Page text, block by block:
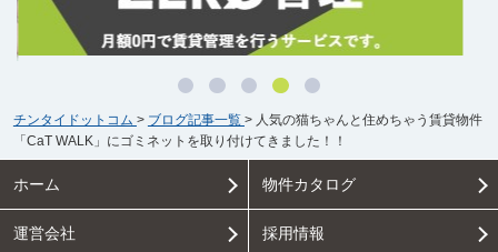
チンタイドットコム > ブログ記事一覧 > 人気の猫ちゃんと住めちゃう賃貸物件
「CaT WALK」にゴミネットを取り付けてきました！！
ホーム 物件カタログ
運営会社 採用情報